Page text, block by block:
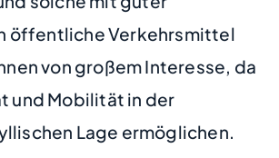
öffentliche Verkehrsmittel
von großem Interesse, da
und Mobilität in der
Lage ermöglichen.